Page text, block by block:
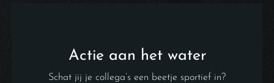
Actie aan het water
Schat jij je collega’s een beetje sportief in?